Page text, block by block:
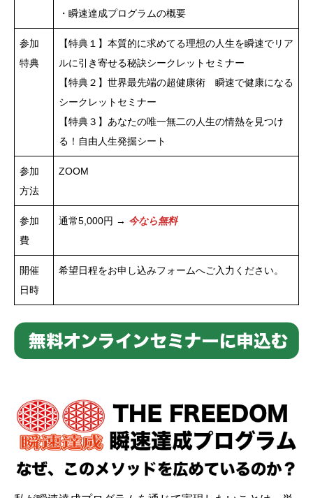
・瞬速達成プログラムの概要
参加
特典
【特典１】本質的に求めてる理想の人生を瞬速でリア
ルに引き寄せる秘訣シークレットセミナー
【特典２】世界最先端の超健康術 瞬速で健康になる
シークレットセミナー
【特典３】あなたの唯一無二の人生の情熱を見つけ
る！自由人生発掘シート
参加
方法
ZOOM
参加
費
通常5,000円 → 今なら無料
開催
日時
希望日程をお申し込みフォームへご入力ください。